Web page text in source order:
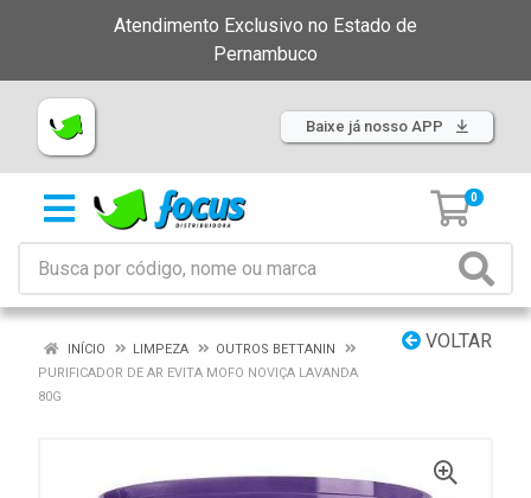
Atendimento Exclusivo no Estado de
Pernambuco
Baixe já nosso APP
0
VOLTAR
INÍCIO LIMPEZA
OUTROS BETTANIN
PURIFICADOR DE AR EVITA MOFO NOVIÇA LAVANDA
80G